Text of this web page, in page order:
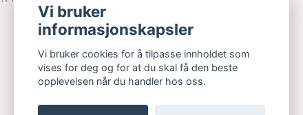
Vi bruker
informasjonskapsler
Vi bruker cookies for å tilpasse innholdet som
vises for deg og for at du skal få den beste
opplevelsen når du handler hos oss.